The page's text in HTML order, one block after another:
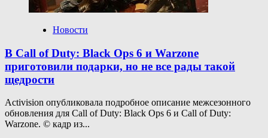
Новости
В Call of Duty: Black Ops 6 и Warzone
приготовили подарки, но не все рады такой
щедрости
Activision опубликовала подробное описание межсезонного
обновления для Call of Duty: Black Ops 6 и Call of Duty:
Warzone. © кадр из...